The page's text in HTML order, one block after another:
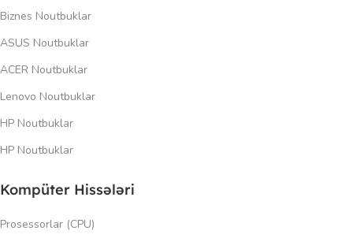
Biznes Noutbuklar
ASUS Noutbuklar
ACER Noutbuklar
Lenovo Noutbuklar
HP Noutbuklar
HP Noutbuklar
Kompüter Hissələri
Prosessorlar (CPU)